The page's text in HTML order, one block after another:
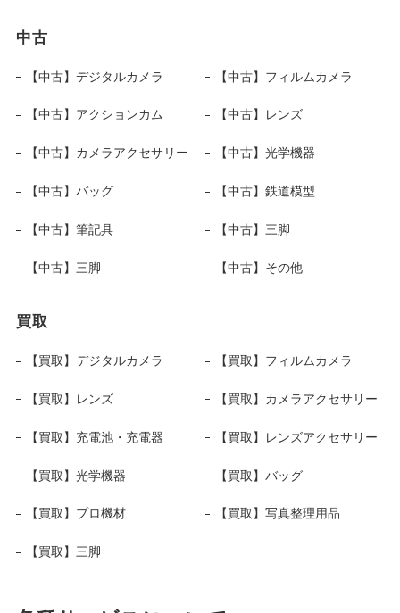
中古
【中古】デジタルカメラ 【中古】フィルムカメラ
【中古】アクションカム 【中古】レンズ
【中古】カメラアクセサリー 【中古】光学機器
【中古】バッグ 【中古】鉄道模型
【中古】筆記具 【中古】三脚
【中古】三脚 【中古】その他
買取
【買取】デジタルカメラ 【買取】フィルムカメラ
【買取】レンズ 【買取】カメラアクセサリー
【買取】充電池・充電器 【買取】レンズアクセサリー
【買取】光学機器 【買取】バッグ
【買取】プロ機材 【買取】写真整理用品
【買取】三脚